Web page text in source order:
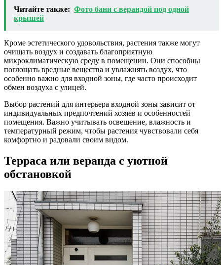
Читайте также: Фото бани с верандой под одной
крышей
Кроме эстетического удовольствия, растения также могут
очищать воздух и создавать благоприятную
микроклиматическую среду в помещении. Они способны
поглощать вредные вещества и увлажнять воздух, что
особенно важно для входной зоны, где часто происходит
обмен воздуха с улицей.
Выбор растений для интерьера входной зоны зависит от
индивидуальных предпочтений хозяев и особенностей
помещения. Важно учитывать освещение, влажность и
температурный режим, чтобы растения чувствовали себя
комфортно и радовали своим видом.
Терраса или веранда с уютной
обстановкой